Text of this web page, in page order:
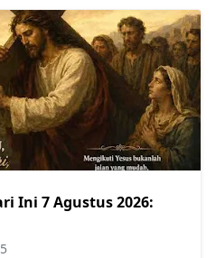
Ini 7 Agustus 2026: